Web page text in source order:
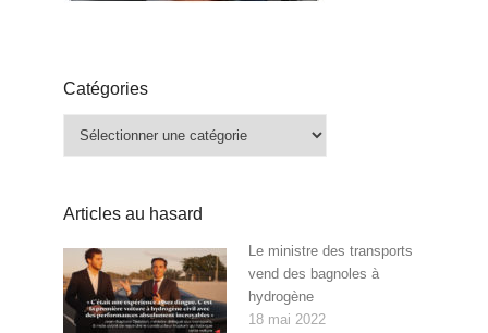
Catégories
Articles au hasard
Le ministre des transports
vend des bagnoles à
hydrogène
18 mai 2022